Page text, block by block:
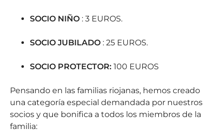
SOCIO NIÑO : 3 EUROS.
SOCIO JUBILADO : 25 EUROS.
SOCIO PROTECTOR: 100 EUROS
Pensando en las familias riojanas, hemos creado
una categoría especial demandada por nuestros
socios y que bonifica a todos los miembros de la
familia: